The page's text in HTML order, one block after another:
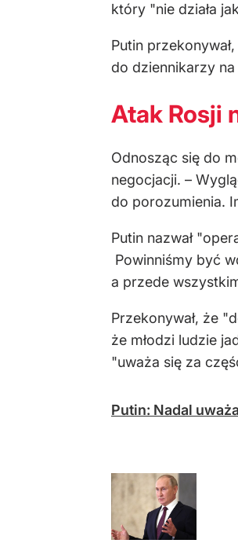
który "nie działa
Putin
do dziennikarzy na
Atak Rosji
Odnosząc się do
negocjacji. –
do porozumienia.
Putin nazwał
Powinniśmy być
a przede
Przekonywał, że
że młodzi ludzie
"uważa się za
Putin: Nadal